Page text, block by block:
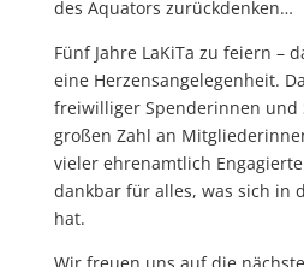
des Äquators zurückdenken…
Fünf Jahre LaKiTa zu feiern –
eine Herzensangelegenheit.
freiwilliger Spenderinnen und
großen Zahl an
vieler ehrenamtlich
dankbar für alles, was sich in
hat.